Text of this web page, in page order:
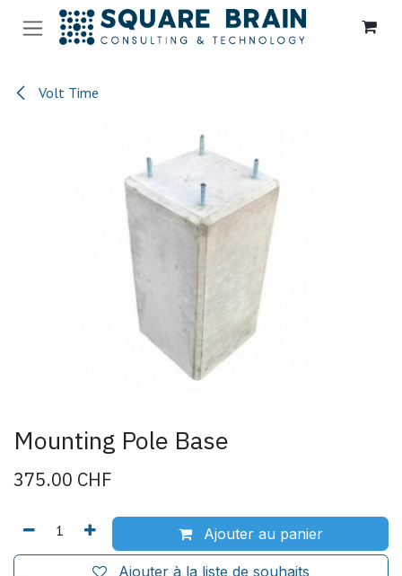
Se rendre au contenu
Volt Time
Mounting Pole Base
375.00 CHF
Ajouter au panier
Ajouter à la liste de souhaits